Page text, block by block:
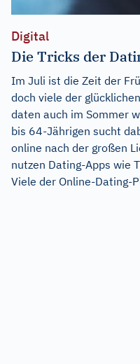
Digital
Die Tricks der
Im Juli ist die Zeit der
doch viele der
daten auch im Sommer
bis 64-Jährigen sucht
online nach der großen
nutzen Dating-Apps wie
Viele der Online-Dating-